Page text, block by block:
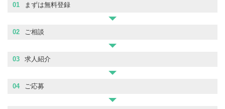
01 まずは無料登録
02 ご相談
03 求人紹介
04 ご応募